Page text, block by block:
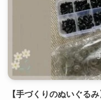
【手づくりのぬいぐる